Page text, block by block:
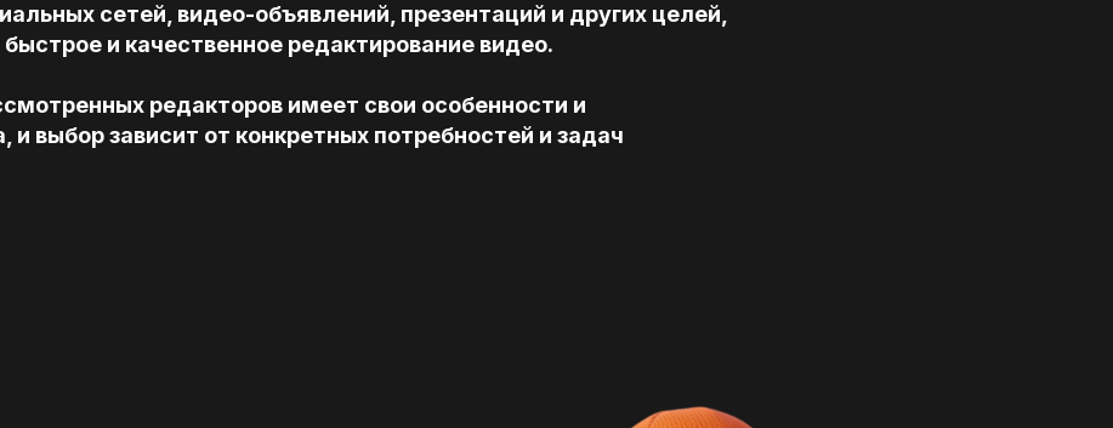
сетей, видео-объявлений, презентаций и других целей,
и качественное редактирование видео.
редакторов имеет свои особенности и
и выбор зависит от конкретных потребностей и задач